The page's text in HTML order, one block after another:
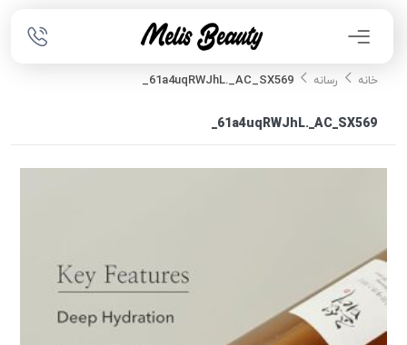
خانه رسانه 61a4uqRWJhL._AC_SX569_
61a4uqRWJhL._AC_SX569_